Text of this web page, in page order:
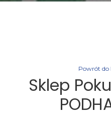
Powrót do
Sklep